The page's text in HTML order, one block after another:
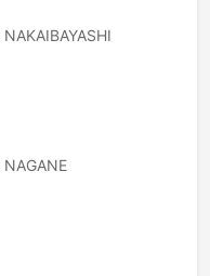
NAKAIBAYASHI
NAGANE